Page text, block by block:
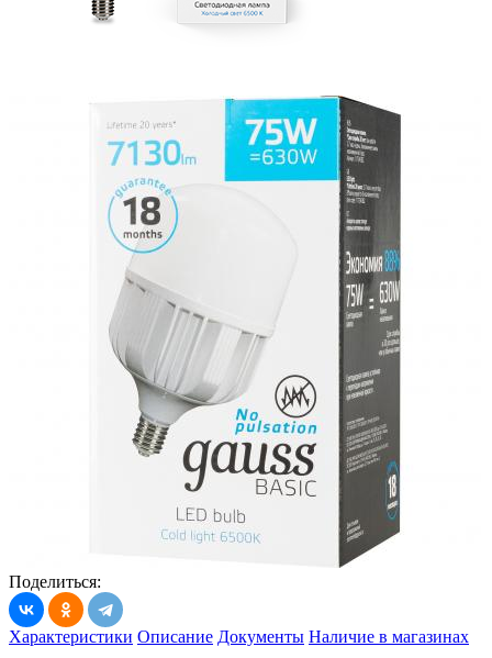
Поделиться:
Характеристики Описание Документы Наличие в магазинах